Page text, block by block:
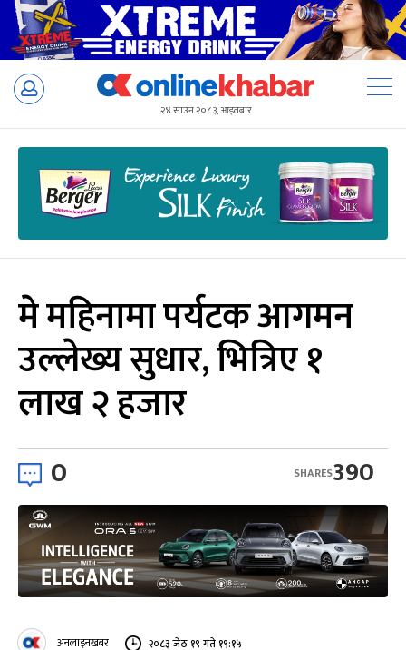
Skip
२४ साउन २०८३, आइतबार
मे महिनामा पर्यटक आगमन
उल्लेख्य सुधार, भित्रिए १
लाख २ हजार
0 390
SHARES
अनलाइनखबर २०८३ जेठ १९ गते १९:१५